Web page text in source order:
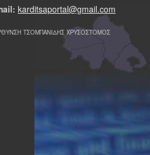
karditsaportal@gmail.com
ΤΣΟΜΠΑΝΙΔΗΣ ΧΡΥΣΟΣΤΟΜΟΣ